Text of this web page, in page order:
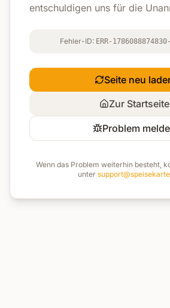
entschuldigen uns für die
Fehler-ID: ERR-
Seite neu
Zur Startseite
Problem
Wenn das Problem weiterhin besteht,
unter